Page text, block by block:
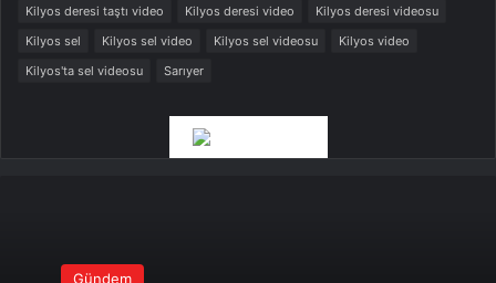
Kilyos deresi taştı video
Kilyos deresi video
Kilyos deresi videosu
Kilyos sel
Kilyos sel video Kilyos sel videosu
Kilyos video
Kilyos'ta sel videosu
Sarıyer
Gündem